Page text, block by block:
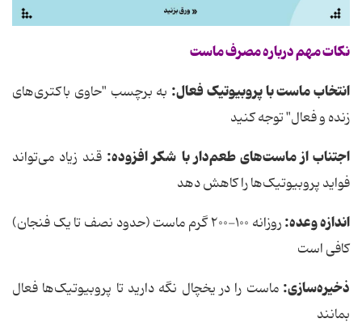
نکات مهم درباره مصرف ماست
انتخاب ماست با پروبیوتیک فعال: به برچسب "حاوی باکتری‌های
زنده و فعال" توجه کنید
اجتناب از ماست‌های طعم‌دار با شکر افزوده: قند زیاد می‌تواند
فواید پروبیوتیک‌ها را کاهش دهد
اندازه وعده:
روزانه ۱۰۰-۲۰۰ گرم ماست (حدود نصف تا یک فنجان)
کافی است
ذخیره‌سازی: ماست را در یخچال نگه دارید تا پروبیوتیک‌ها فعال
بمانند